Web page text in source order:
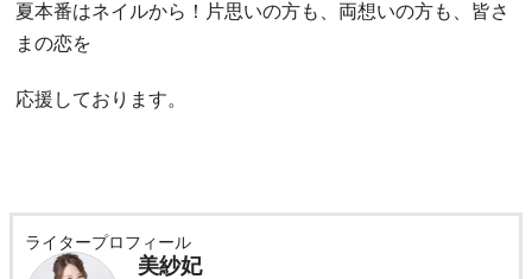
夏本番はネイルから！片思いの方も、両想いの方も、皆さ
まの恋を
応援しております。
ライタープロフィール
美紗妃